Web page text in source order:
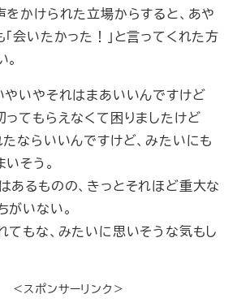
をかけられた立場からすると、あや
会いたかった！」と言ってくれた方
やいやそれはまあいいんですけど
ってもらえなくて困りましたけど
たならいいんですけど、みたいにも
そう。
あるものの、きっとそれほど重大な
がいない。
てもな、みたいに思いそうな気もし
＜スポンサーリンク＞